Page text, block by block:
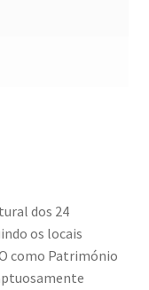
Raízes
dos 24
os locais
como Património